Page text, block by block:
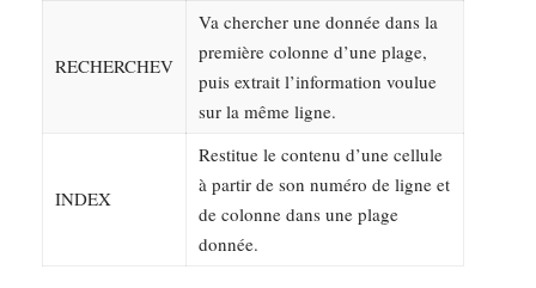
RECHERCHEV
Va chercher une donnée dans la
première colonne d’une plage,
puis extrait l’information voulue
sur la même ligne.
INDEX
Restitue le contenu d’une cellule
à partir de son numéro de ligne et
de colonne dans une plage
donnée.